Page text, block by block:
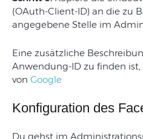
(OAuth-Client-ID) an die zu
angegebene Stelle im
Eine zusätzliche
Anwendung-ID zu finden
von Google
Konfiguration des
Du gehst im